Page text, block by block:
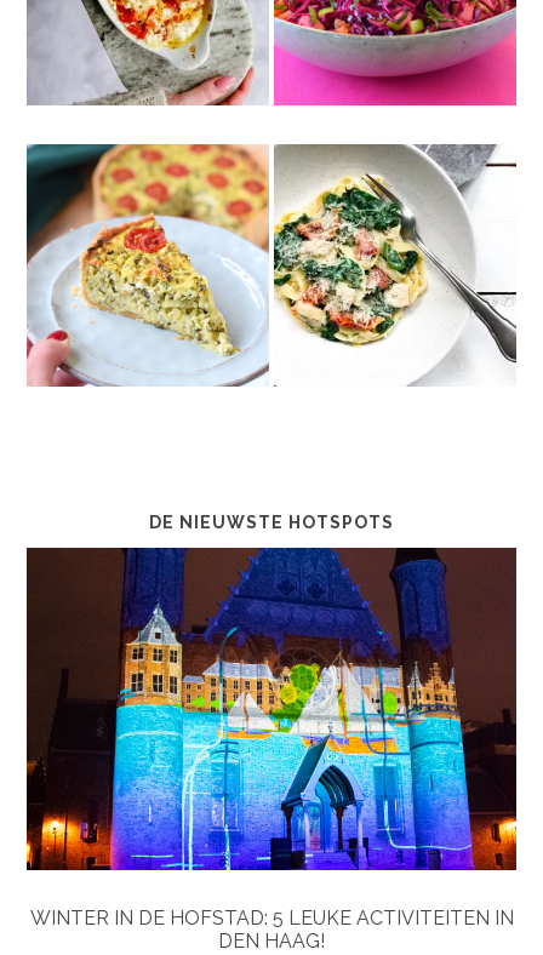
DE NIEUWSTE HOTSPOTS
WINTER IN DE HOFSTAD: 5 LEUKE ACTIVITEITEN IN
DEN HAAG!